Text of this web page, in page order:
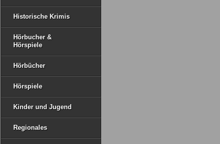
Historische Krimis
Hörbucher &
Hörspiele
Hörbücher
Hörspiele
Kinder und Jugend
Regionales